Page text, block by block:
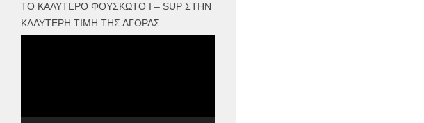
ΤΟ ΚΑΛΎΤΕΡΟ ΦΟΥΣΚΩΤΟ I – SUP ΣΤΗΝ
ΚΑΛΎΤΕΡΗ ΤΙΜΉ ΤΗΣ ΑΓΟΡΆΣ